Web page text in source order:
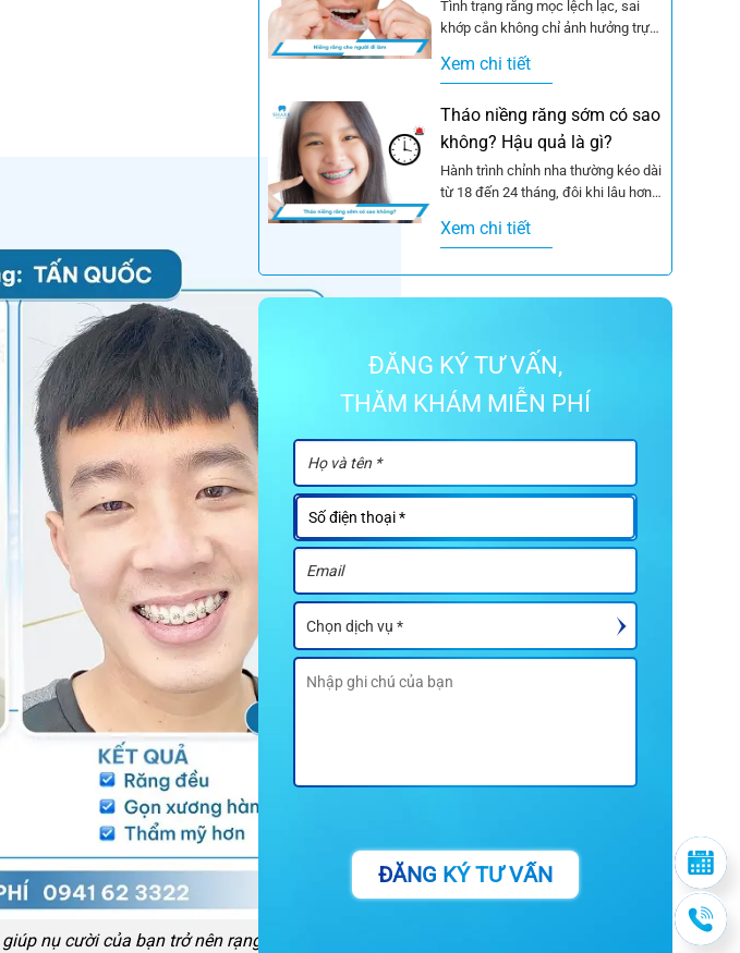
nụ cười của bạn trở nên rạng rỡ hơn
hợp?
Tình trạng răng mọc lệch lạc, sai
khớp cắn không chỉ ảnh hưởng trực
Xem chi tiết
Tháo niềng răng sớm có sao
không? Hậu quả là gì?
Hành trình chỉnh nha thường kéo dài
từ 18 đến 24 tháng, đôi khi lâu hơn
Xem chi tiết
ĐĂNG KÝ TƯ VẤN,
THĂM KHÁM MIỄN PHÍ
ĐĂNG KÝ TƯ VẤN